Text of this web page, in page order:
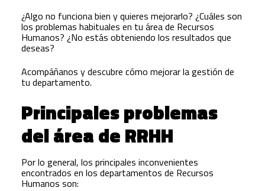
¿Algo no funciona bien y quieres mejorarlo? ¿Cuáles son
los problemas habituales en tu área de Recursos
Humanos? ¿No estás obteniendo los resultados que
deseas?
Acompáñanos y descubre cómo mejorar la gestión de
tu departamento.
Principales problemas
del área de RRHH
Por lo general, los principales inconvenientes
encontrados en los departamentos de Recursos
Humanos son: